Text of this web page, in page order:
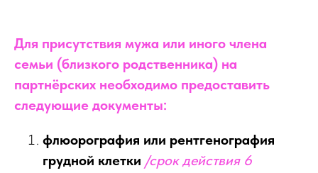
Для присутствия мужа или иного члена
семьи (близкого родственника) на
партнёрских необходимо предоставить
следующие документы:
флюорография или рентгенография
грудной клетки /срок действия 6